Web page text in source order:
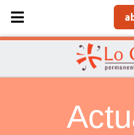
Sélectionnez votre langue